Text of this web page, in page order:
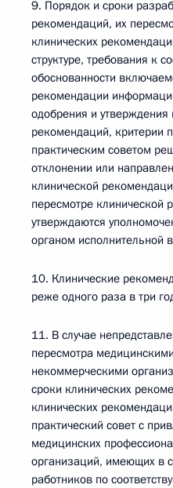
9. Порядок и сроки
рекомендаций, их
клинических
структуре, требования к
обоснованности
рекомендации
одобрения и утверждения
рекомендаций, критерии
практическим советом
отклонении или
клинической
пересмотре клинической
утверждаются
органом исполнительной
10. Клинические
реже одного раза в три
11. В случае
пересмотра
некоммерческими
сроки клинических
клинических
практический совет с
медицинских
организаций, имеющих в
работников по